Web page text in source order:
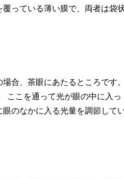
っている薄い膜で、両者は袋
合、茶眼にあたるところです。
ここを通って光が眼の中に入っ
のなかに入る光量を調節して